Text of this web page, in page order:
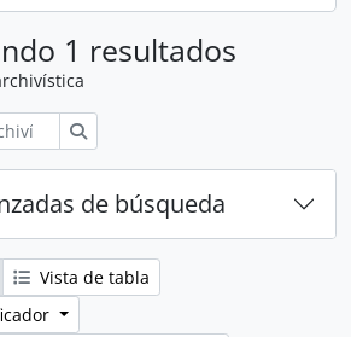
1 resultados
de búsqueda
Vista de tabla